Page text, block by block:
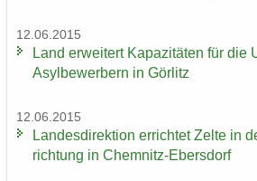
12.06.2015
Land er­wei­tert Ka­pa­zi­tä­ten für die
Asyl­be­wer­bern in Gör­litz
12.06.2015
Lan­des­di­rek­ti­on er­rich­tet Zelte in
rich­tung in Chemnitz-​Ebersdorf